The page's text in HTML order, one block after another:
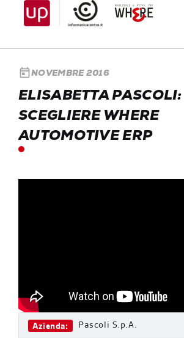
todayNOVEMBRE 2016
ELISABETTA
SCEGLIERE WHERE
AUTOMOTIVE ERP
Azienda: Pascoli S.p.A.